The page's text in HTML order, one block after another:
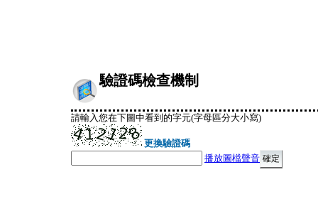
驗證碼檢查機制
請輸入您在下圖中看到的字元(字母區分大小寫)
更換驗證碼
播放圖檔聲音